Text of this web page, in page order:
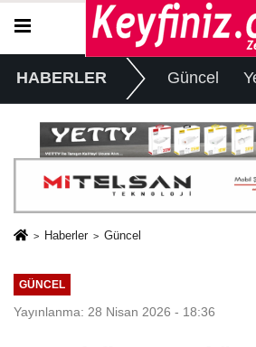
HABERLER Güncel
Haberler Güncel
GÜNCEL
Yayınlanma: 28 Nisan 2026 - 18:36